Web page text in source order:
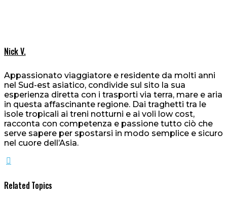
Nick V.
Appassionato viaggiatore e residente da molti anni
nel Sud-est asiatico, condivide sul sito la sua
esperienza diretta con i trasporti via terra, mare e aria
in questa affascinante regione. Dai traghetti tra le
isole tropicali ai treni notturni e ai voli low cost,
racconta con competenza e passione tutto ciò che
serve sapere per spostarsi in modo semplice e sicuro
nel cuore dell’Asia.
Related Topics